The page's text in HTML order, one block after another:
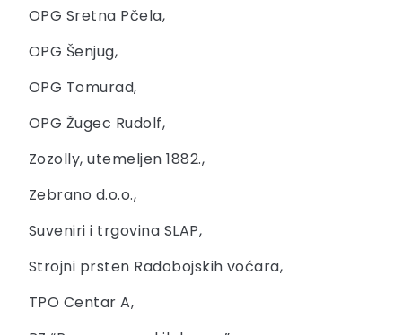
OPG Sretna Pčela,
OPG Šenjug,
OPG Tomurad,
OPG Žugec Rudolf,
Zozolly, utemeljen 1882.,
Zebrano d.o.o.,
Suveniri i trgovina SLAP,
Strojni prsten Radobojskih voćara,
TPO Centar A,